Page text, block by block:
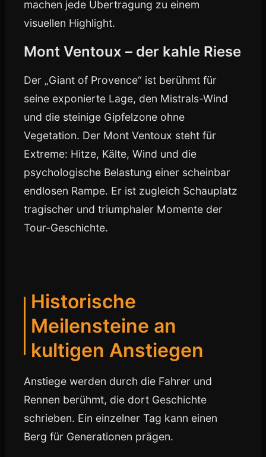
machen jede Übertragung zu einem
visuellen Highlight.
Mont Ventoux – der kahle Riese
Der „Giant of Provence“ ist berühmt für
seine exponierte Lage, den Mistrals-Wind
und die steinige Gipfelzone ohne
Vegetation. Der Mont Ventoux steht für
Extreme: Hitze, Kälte, Wind und die
psychologische Belastung einer scheinbar
endlosen Rampe. Er ist zugleich Schauplatz
tragischer und triumphaler Momente der
Tour-Geschichte.
Historische
Meilensteine an
kultigen Anstiegen
Anstiege werden durch die Fahrer und
Rennen berühmt, die dort Geschichte
schrieben. Ein einzelner Tag kann einen
Berg für Generationen prägen.